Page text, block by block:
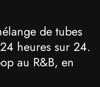
de tubes
heures sur 24.
au R&B, en